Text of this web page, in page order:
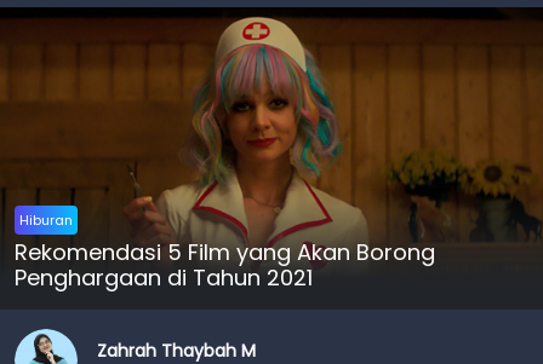
Hiburan
Rekomendasi 5 Film yang Akan Borong
Penghargaan di Tahun 2021
Zahrah Thaybah M